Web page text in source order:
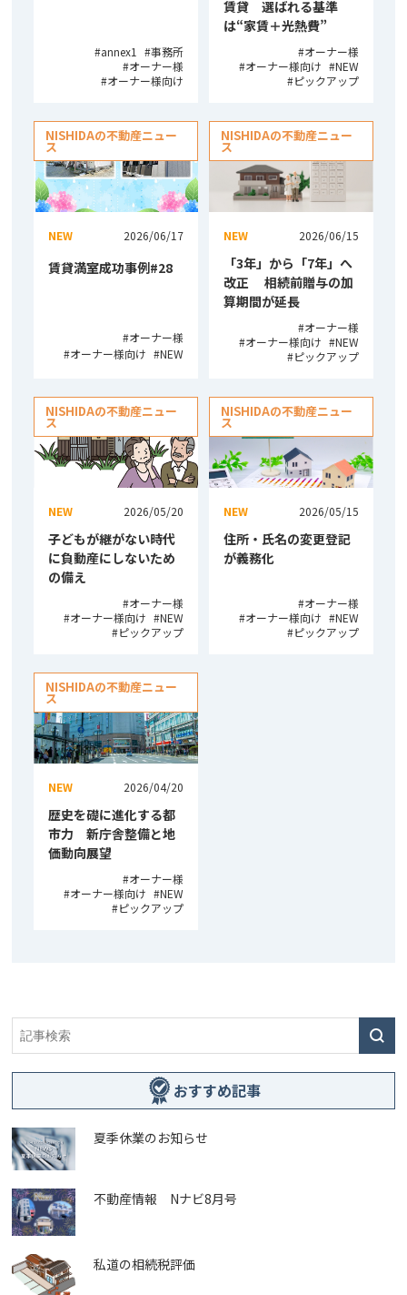
annex1
事務所
オーナー様
オーナー様向け
賃貸 選ばれる基準
は“家賃＋光熱費”
オーナー様
オーナー様向け
NEW
ピックアップ
NISHIDAの不動産ニュー
ス
NEW 2026/06/17
賃貸満室成功事例#28
オーナー様
オーナー様向け
NEW
NISHIDAの不動産ニュー
ス
NEW 2026/06/15
「3年」から「7年」へ
改正 相続前贈与の加
算期間が延長
オーナー様
オーナー様向け
NEW
ピックアップ
NISHIDAの不動産ニュー
ス
NEW 2026/05/20
子どもが継がない時代
に負動産にしないため
の備え
オーナー様
オーナー様向け
NEW
ピックアップ
NISHIDAの不動産ニュー
ス
NEW 2026/05/15
住所・氏名の変更登記
が義務化
オーナー様
オーナー様向け
NEW
ピックアップ
NISHIDAの不動産ニュー
ス
NEW 2026/04/20
歴史を礎に進化する都
市力 新庁舎整備と地
価動向展望
オーナー様
オーナー様向け
NEW
ピックアップ
おすすめ記事
夏季休業のお知らせ
不動産情報 Nナビ8月号
私道の相続税評価